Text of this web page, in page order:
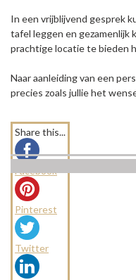
In een vrijblijvend gesprek
tafel leggen en gezamenlijk
prachtige locatie te bieden
Naar aanleiding van een
precies zoals jullie het
Share this...
Facebook
Pinterest
Twitter